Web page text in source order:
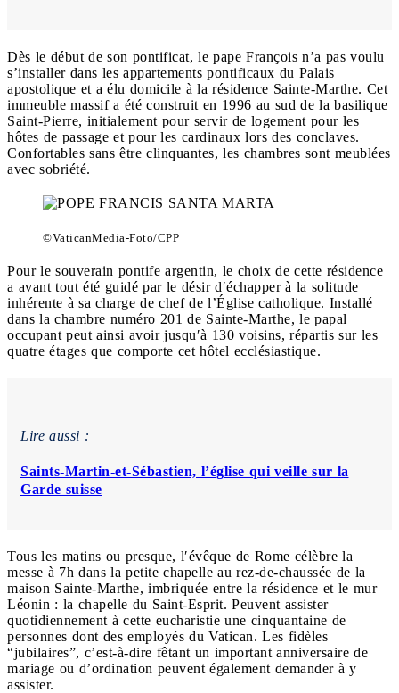
Dès le début de son pontificat, le pape François n’a pas voulu
s’installer dans les appartements pontificaux du Palais
apostolique et a élu domicile à la résidence Sainte-Marthe. Cet
immeuble massif a été construit en 1996 au sud de la basilique
Saint-Pierre, initialement pour servir de logement pour les
hôtes de passage et pour les cardinaux lors des conclaves.
Confortables sans être clinquantes, les chambres sont meublées
avec sobriété.
©VaticanMedia-Foto/CPP
Pour le souverain pontife argentin, le choix de cette résidence
a avant tout été guidé par le désir d′échapper à la solitude
inhérente à sa charge de chef de l’Église catholique. Installé
dans la chambre numéro 201 de Sainte-Marthe, le papal
occupant peut ainsi avoir jusqu′à 130 voisins, répartis sur les
quatre étages que comporte cet hôtel ecclésiastique.
Lire aussi :
Saints-Martin-et-Sébastien, l’église qui veille sur la
Garde suisse
Tous les matins ou presque, l′évêque de Rome célèbre la
messe à 7h dans la petite chapelle au rez-de-chaussée de la
maison Sainte-Marthe, imbriquée entre la résidence et le mur
Léonin : la chapelle du Saint-Esprit. Peuvent assister
quotidiennement à cette eucharistie une cinquantaine de
personnes dont des employés du Vatican. Les fidèles
“jubilaires”, c’est-à-dire fêtant un important anniversaire de
mariage ou d’ordination peuvent également demander à y
assister.